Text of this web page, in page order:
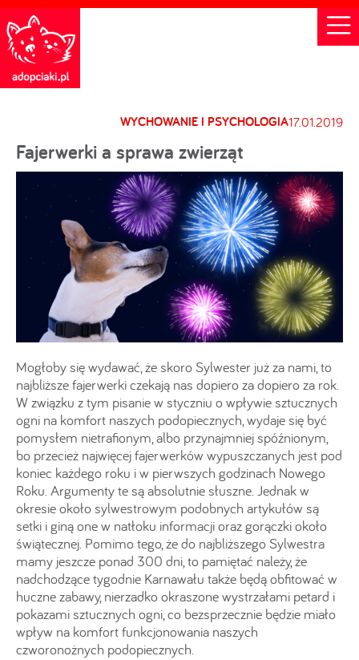
WYCHOWANIE I PSYCHOLOGIA17.01.2019
Fajerwerki a sprawa zwierząt
Mogłoby się wydawać, że skoro Sylwester już za nami, to
najbliższe fajerwerki czekają nas dopiero za dopiero za rok.
W związku z tym pisanie w styczniu o wpływie sztucznych
ogni na komfort naszych podopiecznych, wydaje się być
pomysłem nietrafionym, albo przynajmniej spóźnionym,
bo przecież najwięcej fajerwerków wypuszczanych jest pod
koniec każdego roku i w pierwszych godzinach Nowego
Roku. Argumenty te są absolutnie słuszne. Jednak w
okresie około sylwestrowym podobnych artykułów są
setki i giną one w natłoku informacji oraz gorączki około
świątecznej. Pomimo tego, że do najbliższego Sylwestra
mamy jeszcze ponad 300 dni, to pamiętać należy, że
nadchodzące tygodnie Karnawału także będą obfitować w
huczne zabawy, nierzadko okraszone wystrzałami petard i
pokazami sztucznych ogni, co bezsprzecznie będzie miało
wpływ na komfort funkcjonowania naszych
czworonożnych podopiecznych.